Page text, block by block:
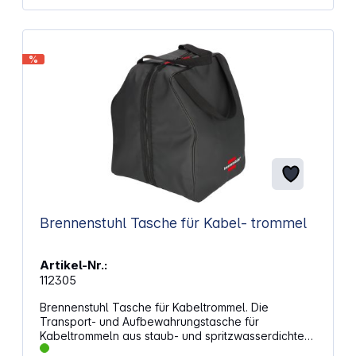
Sicherheitsfunktionen zur Minimierung von Gefahren
durch Spannungsschwankungen im Stromnetz Ein
2-m-Netzkabel bietet viel Spielraum, sodass Sie
Ihre Steckdosenleiste mit Überspannungsschutz am
gewünschten Ort platzieren können Aussparungen
ermöglichen eine unkomplizierte, platzsparende
Anbringung an der Wand An den Leuchtanzeigen
sehen Sie, ob Ihre Geräte geschützt sind oder ob
Ihr Überspannungsschutz ausgetauscht werden
%
Brennenstuhl Tasche für Kabel- trommel
Artikel-Nr.:
112305
Brennenstuhl Tasche für Kabeltrommel. Die
Transport- und Aufbewahrungstasche für
Kabeltrommeln aus staub- und spritzwasserdichtem
Material schützt die Kabeltrommel vor Feuchtigkeit